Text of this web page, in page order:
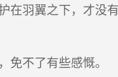
羽翼之下，才没
不了有些感慨。